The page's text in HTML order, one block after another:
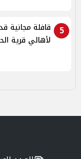
5
لأهالي قرية